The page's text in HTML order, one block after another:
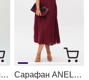
Сарафан Светлана-Стиль 2205 какао+полоска Сарафан ANELLI LAUREL 1472 вишневый сумрак